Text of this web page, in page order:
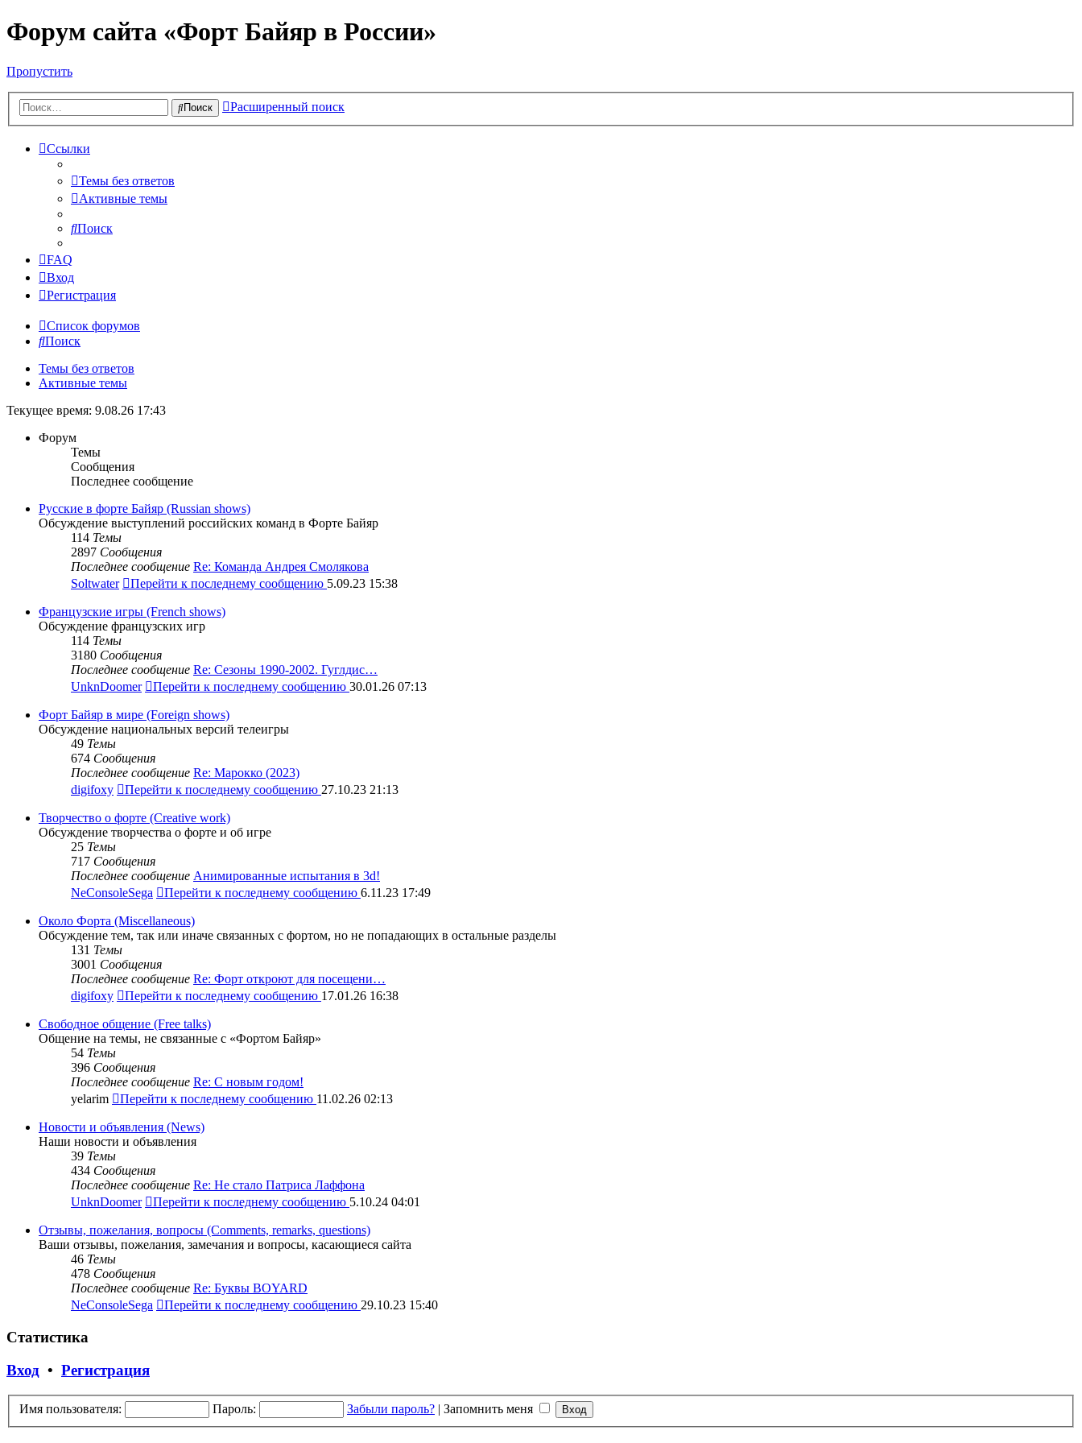
Форум сайта «Форт Байяр в России»
Пропустить
Поиск Расширенный поиск
Ссылки
Темы без ответов
Активные темы
Поиск
FAQ
Вход
Регистрация
Список форумов
Поиск
Темы без ответов
Активные темы
Текущее время: 9.08.26 17:43
Форум
Темы
Сообщения
Последнее сообщение
Русские в форте Байяр (Russian shows)
Обсуждение выступлений российских команд в Форте Байяр
114 Темы
2897 Сообщения
Последнее сообщение Re: Команда Андрея Смолякова
Soltwater
Перейти к последнему сообщению 5.09.23 15:38
Французские игры (French shows)
Обсуждение французских игр
114 Темы
3180 Сообщения
Последнее сообщение Re: Сезоны 1990-2002. Гуглдис…
UnknDoomer
Перейти к последнему сообщению 30.01.26 07:13
Форт Байяр в мире (Foreign shows)
Обсуждение национальных версий телеигры
49 Темы
674 Сообщения
Последнее сообщение Re: Марокко (2023)
digifoxy
Перейти к последнему сообщению 27.10.23 21:13
Творчество о форте (Creative work)
Обсуждение творчества о форте и об игре
25 Темы
717 Сообщения
Последнее сообщение Анимированные испытания в 3d!
NeConsoleSega
Перейти к последнему сообщению 6.11.23 17:49
Около Форта (Miscellaneous)
Обсуждение тем, так или иначе связанных с фортом, но не попадающих в остальные разделы
131 Темы
3001 Сообщения
Последнее сообщение Re: Форт откроют для посещени…
digifoxy
Перейти к последнему сообщению 17.01.26 16:38
Свободное общение (Free talks)
Общение на темы, не связанные с «Фортом Байяр»
54 Темы
396 Сообщения
Последнее сообщение Re: С новым годом!
yelarim
Перейти к последнему сообщению 11.02.26 02:13
Новости и объявления (News)
Наши новости и объявления
39 Темы
434 Сообщения
Последнее сообщение Re: Не стало Патриса Лаффона
UnknDoomer
Перейти к последнему сообщению 5.10.24 04:01
Отзывы, пожелания, вопросы (Comments, remarks, questions)
Ваши отзывы, пожелания, замечания и вопросы, касающиеся сайта
46 Темы
478 Сообщения
Последнее сообщение Re: Буквы BOYARD
NeConsoleSega
Перейти к последнему сообщению 29.10.23 15:40
Статистика
Вход • Регистрация
Имя пользователя: Пароль: Забыли пароль? | Запомнить меня